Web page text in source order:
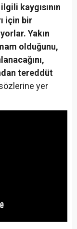
kaygısının
için bir
Yakın
olduğunu,
tereddüt
yer